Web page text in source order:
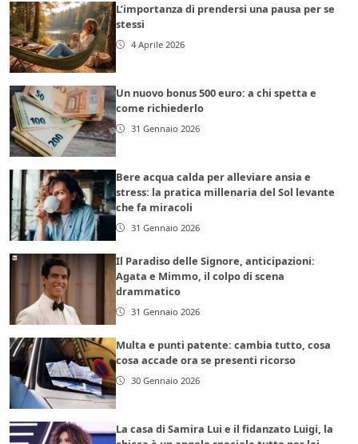
L’importanza di prendersi una pausa per se
stessi
4 Aprile 2026
Un nuovo bonus 500 euro: a chi spetta e
come richiederlo
31 Gennaio 2026
Bere acqua calda per alleviare ansia e
stress: la pratica millenaria del Sol levante
che fa miracoli
31 Gennaio 2026
Il Paradiso delle Signore, anticipazioni:
Agata e Mimmo, il colpo di scena
drammatico
31 Gennaio 2026
Multa e punti patente: cambia tutto, cosa
cosa accade ora se presenti ricorso
30 Gennaio 2026
La casa di Samira Lui e il fidanzato Luigi, la